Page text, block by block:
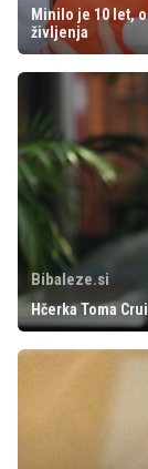
Minilo je 10 let,
življenja
Bibaleze.si
Hčerka Toma